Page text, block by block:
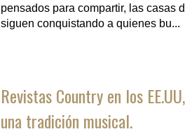
pensados para compartir, las casas
siguen conquistando a quienes bu...
Revistas Country en los
una tradición musical.